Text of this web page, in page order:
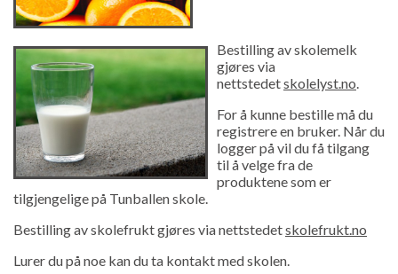
Bestilling av skolemelk
gjøres via
nettstedetskolelyst.no.
For å kunne bestille må du
registrere en bruker. Når du
logger på vil du få tilgang
til å velge fra de
produktene som er
tilgjengelige på Tunballen skole.
Bestilling av skolefrukt gjøres via nettstedetskolefrukt.no
Lurer du på noe kan du ta kontakt med skolen.